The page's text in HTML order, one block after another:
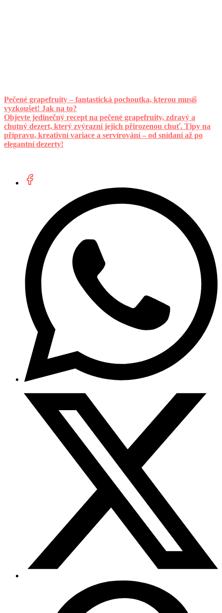
Pečené grapefruity – fantastická pochoutka, kterou musíš
vyzkoušet! Jak na to?
Objevte jedinečný recept na pečené grapefruity, zdravý a
chutný dezert, který zvýrazní jejich přirozenou chuť. Tipy na
přípravu, kreativní variace a servírování – od snídaní až po
elegantní dezerty!